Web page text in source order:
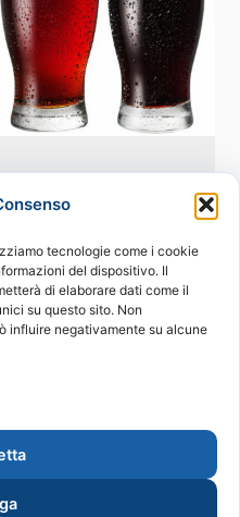
tecnologie come i cookie
del dispositivo. Il
di elaborare dati come il
su questo sito. Non
influire negativamente su alcune
Luglio 2016
birre
da due birrifici: La
2 →